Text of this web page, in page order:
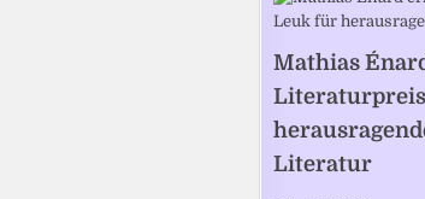
Mathias
Literatur